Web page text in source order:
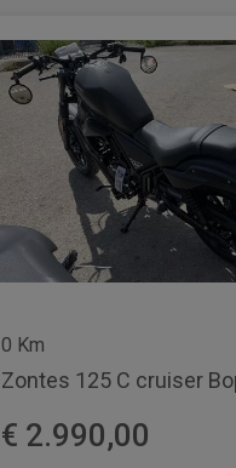
0 Km
Zontes 125 C cruiser
€ 2.990,00